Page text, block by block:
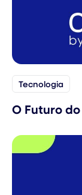
Tecnologia
O Futuro